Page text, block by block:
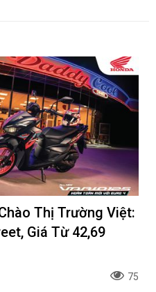
Thị Trường Việt:
Giá Từ 42,69
75